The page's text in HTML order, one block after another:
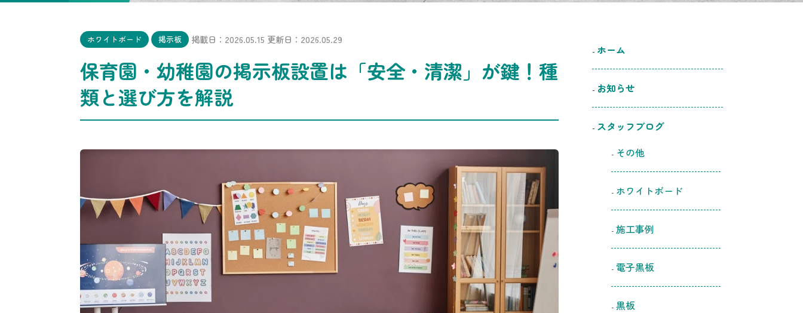
ホワイトボード 掲示板 掲載日：2026.05.15 更新日：2026.05.29
保育園・幼稚園の掲示板設置は「安全・清潔」が鍵！種
類と選び方を解説
ホーム
お知らせ
スタッフブログ
その他
ホワイトボード
施工事例
電子黒板
黒板